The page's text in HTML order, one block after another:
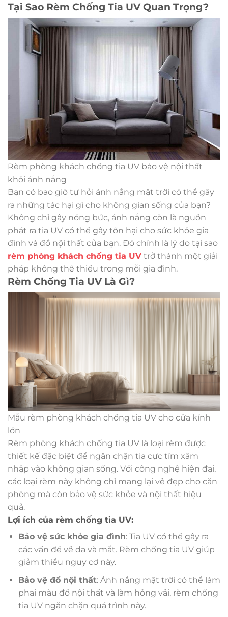
Tại Sao Rèm Chống Tia UV Quan Trọng?
Rèm phòng khách chống tia UV bảo vệ nội thất
khỏi ánh nắng
Bạn có bao giờ tự hỏi ánh nắng mặt trời có thể gây
ra những tác hại gì cho không gian sống của bạn?
Không chỉ gây nóng bức, ánh nắng còn là nguồn
phát ra tia UV có thể gây tổn hại cho sức khỏe gia
đình và đồ nội thất của bạn. Đó chính là lý do tại sao
rèm phòng khách chống tia UV trở thành một giải
pháp không thể thiếu trong mỗi gia đình.
Rèm Chống Tia UV Là Gì?
Mẫu rèm phòng khách chống tia UV cho cửa kính
lớn
Rèm phòng khách chống tia UV là loại rèm được
thiết kế đặc biệt để ngăn chặn tia cực tím xâm
nhập vào không gian sống. Với công nghệ hiện đại,
các loại rèm này không chỉ mang lại vẻ đẹp cho căn
phòng mà còn bảo vệ sức khỏe và nội thất hiệu
quả.
Lợi ích của rèm chống tia UV:
Bảo vệ sức khỏe gia đình: Tia UV có thể gây ra
các vấn đề về da và mắt. Rèm chống tia UV giúp
giảm thiểu nguy cơ này.
Bảo vệ đồ nội thất: Ánh nắng mặt trời có thể làm
phai màu đồ nội thất và làm hỏng vải, rèm chống
tia UV ngăn chặn quá trình này.